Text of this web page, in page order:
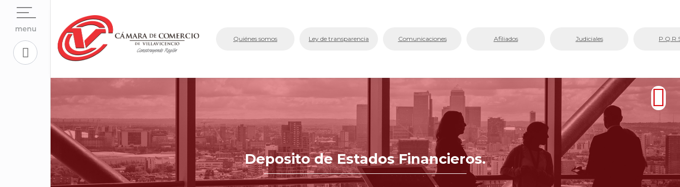
La Cámara
Servicios En Línea.
Open submenu (Competitividad y Proyectos)
Trabaje con Nosotros
Open submenu (Aplicativos Corporativos.)
Aplicativos Corporativos. Deposito de Estados Financieros.
Quiénes somos Ley de transparencia Comunicaciones Afiliados Judiciales